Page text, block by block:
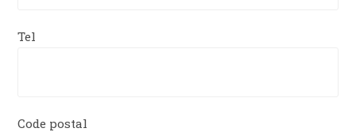
Tel
Code postal